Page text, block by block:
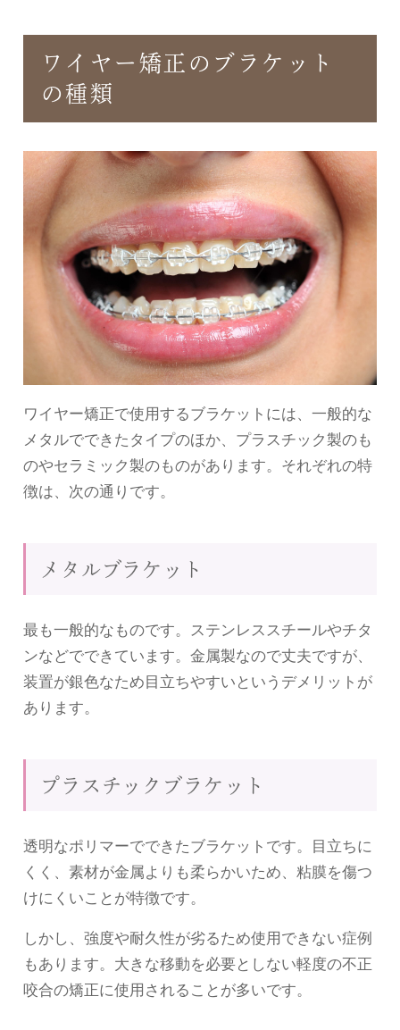
ワイヤー矯正のブラケット
の種類
ワイヤー矯正で使用するブラケットには、一般的な
メタルでできたタイプのほか、プラスチック製のも
のやセラミック製のものがあります。それぞれの特
徴は、次の通りです。
メタルブラケット
最も一般的なものです。ステンレススチールやチタ
ンなどでできています。金属製なので丈夫ですが、
装置が銀色なため目立ちやすいというデメリットが
あります。
プラスチックブラケット
透明なポリマーでできたブラケットです。目立ちに
くく、素材が金属よりも柔らかいため、粘膜を傷つ
けにくいことが特徴です。
しかし、強度や耐久性が劣るため使用できない症例
もあります。大きな移動を必要としない軽度の不正
咬合の矯正に使用されることが多いです。